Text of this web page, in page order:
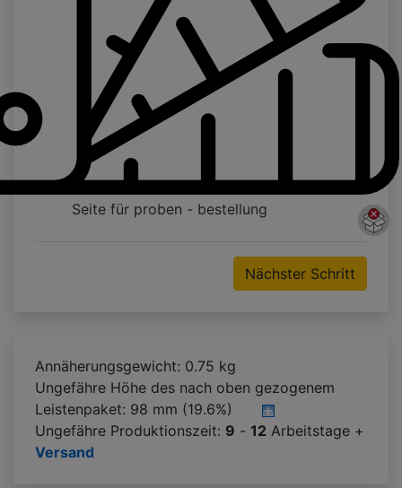
Seite für proben - bestellung
Nächster Schritt
Annäherungsgewicht: 0.75 kg
Ungefähre Höhe des nach oben gezogenem
Leistenpaket: 98 mm (19.6%)
Ungefähre Produktionszeit: 9 - 12 Arbeitstage +
Versand